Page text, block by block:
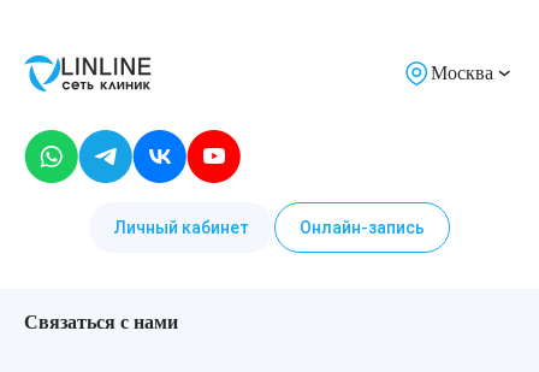
Москва
Личный кабинет Онлайн-запись
Связаться с нами